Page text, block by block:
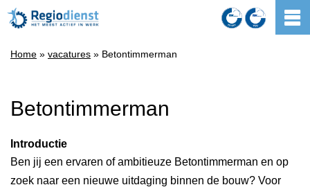
Home » vacatures » Betontimmerman
Betontimmerman
Introductie
Ben jij een ervaren of ambitieuze Betontimmerman en op
zoek naar een nieuwe uitdaging binnen de bouw? Voor